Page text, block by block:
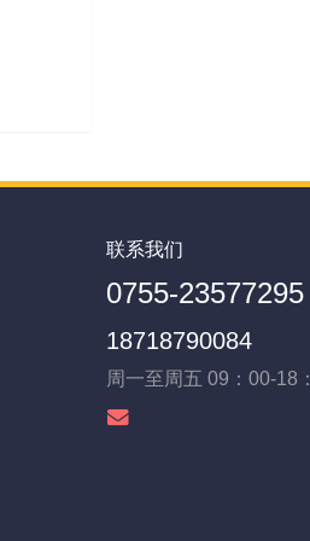
联系我们
0755-23577295
18718790084
周一至周五 09：00-18